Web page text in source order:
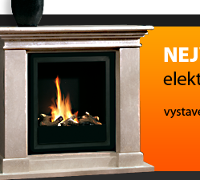
Největší prodejna
ČR
vystaveno více jak 30 krbů a ostění
Navštivte nás